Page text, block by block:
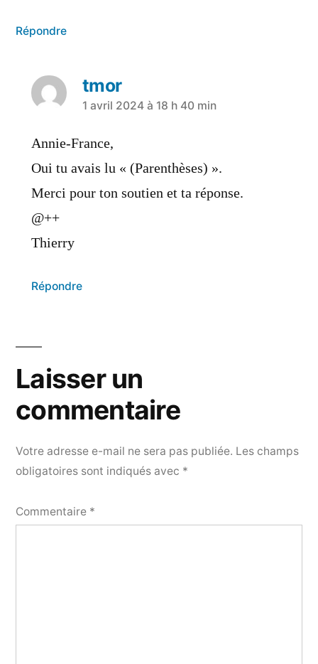
Répondre
tmor
1 avril 2024 à 18 h 40 min
Annie-France,
Oui tu avais lu « (Parenthèses) ».
Merci pour ton soutien et ta réponse.
@++
Thierry
Répondre
Votre adresse e-mail ne sera pas publiée. Les champs
obligatoires sont indiqués avec *
Commentaire *
Laisser un
commentaire